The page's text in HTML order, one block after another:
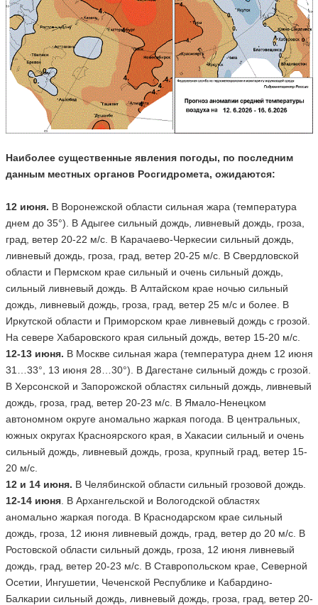
Наиболее существенные явления погоды, по последним
данным местных органов Росгидромета, ожидаются:
12 июня. В Воронежской области сильная жара (температура
днем до 35°). В Адыгее сильный дождь, ливневый дождь, гроза,
град, ветер 20-22 м/с. В Карачаево-Черкесии сильный дождь,
ливневый дождь, гроза, град, ветер 20-25 м/с. В Свердловской
области и Пермском крае сильный и очень сильный дождь,
сильный ливневый дождь. В Алтайском крае ночью сильный
дождь, ливневый дождь, гроза, град, ветер 25 м/с и более. В
Иркутской области и Приморском крае ливневый дождь с грозой.
На севере Хабаровского края сильный дождь, ветер 15-20 м/с.
12-13 июня. В Москве сильная жара (температура днем 12 июня
31…33°, 13 июня 28…30°). В Дагестане сильный дождь с грозой.
В Херсонской и Запорожской областях сильный дождь, ливневый
дождь, гроза, град, ветер 20-23 м/с. В Ямало-Ненецком
автономном округе аномально жаркая погода. В центральных,
южных округах Красноярского края, в Хакасии сильный и очень
сильный дождь, ливневый дождь, гроза, крупный град, ветер 15-
20 м/с.
12 и 14 июня. В Челябинской области сильный грозовой дождь.
12-14 июня. В Архангельской и Вологодской областях
аномально жаркая погода. В Краснодарском крае сильный
дождь, гроза, 12 июня ливневый дождь, град, ветер до 20 м/с. В
Ростовской области сильный дождь, гроза, 12 июня ливневый
дождь, град, ветер 20-23 м/с. В Ставропольском крае, Северной
Осетии, Ингушетии, Чеченской Республике и Кабардино-
Балкарии сильный дождь, ливневый дождь, гроза, град, ветер 20-